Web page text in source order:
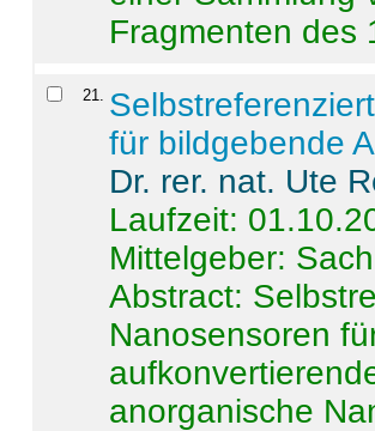
Fragmenten des
21
für bildgebende
Dr. rer. nat. Ute
Laufzeit:
Mittelgeber:
Abstract:
Nanosensoren
anorganische